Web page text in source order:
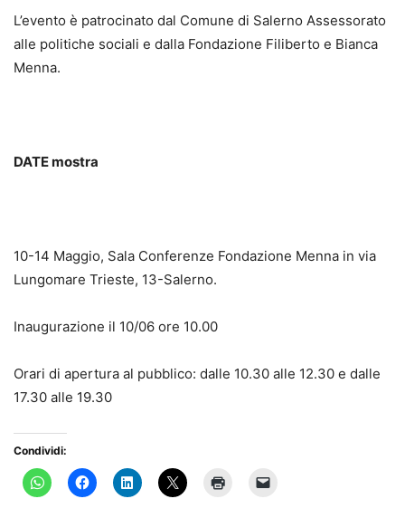
L’evento è patrocinato dal Comune di Salerno Assessorato
alle politiche sociali e dalla Fondazione Filiberto e Bianca
Menna.
DATE mostra
10-14 Maggio, Sala Conferenze Fondazione Menna in via
Lungomare Trieste, 13-Salerno.
Inaugurazione il 10/06 ore 10.00
Orari di apertura al pubblico: dalle 10.30 alle 12.30 e dalle
17.30 alle 19.30
Condividi: